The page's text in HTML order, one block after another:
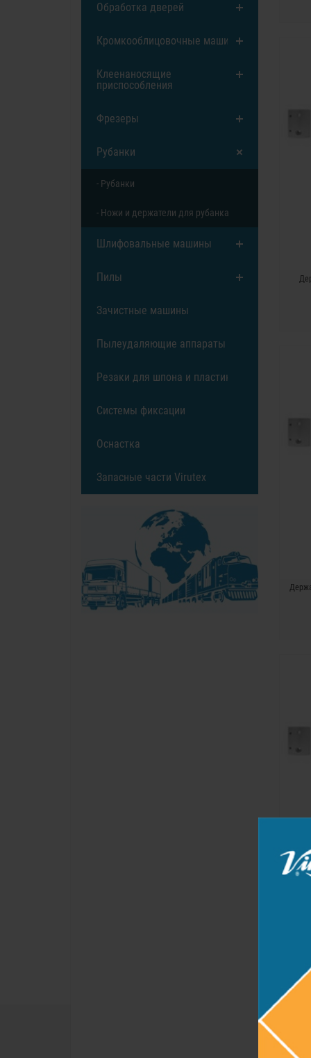
Обработка дверей
Кромкооблицовочные машины
Клеенаносящие
приспособления
Фрезеры
Рубанки
- Рубанки
- Ножи и держатели для рубанка
Шлифовальные машины
Пилы
Зачистные машины
Пылеудаляющие аппараты
Резаки для шпона и пластика
Системы фиксации
Оснастка
Запасные части Virutex